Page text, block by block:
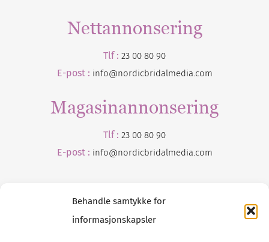
Behandle samtykke for
informasjonskapsler
Nettannonsering
Tlf : 23 00 80 90
E-post : info@nordicbridalmedia.com
Magasinannonsering
Tlf : 23 00 80 90
E-post : info@nordicbridalmedia.com